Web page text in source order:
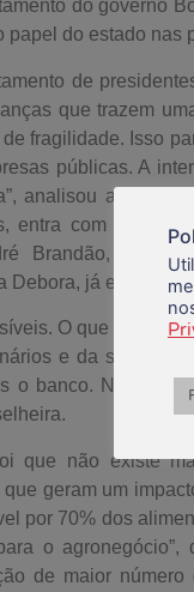
do governo
do estado nas
de
que trazem
fragilidade. Isso
públicas. A
analisou a
entra com a
Brandão, o
Debora, já estava
O que temos
e da
o banco. Não se
que não existe
geram um
por 70% dos
o
de maior